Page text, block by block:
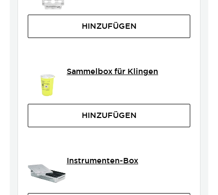
HINZUFÜGEN
Sammelbox für Klingen
HINZUFÜGEN
Instrumenten-Box